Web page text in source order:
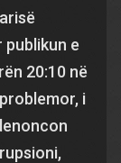
e
20:10 në
i